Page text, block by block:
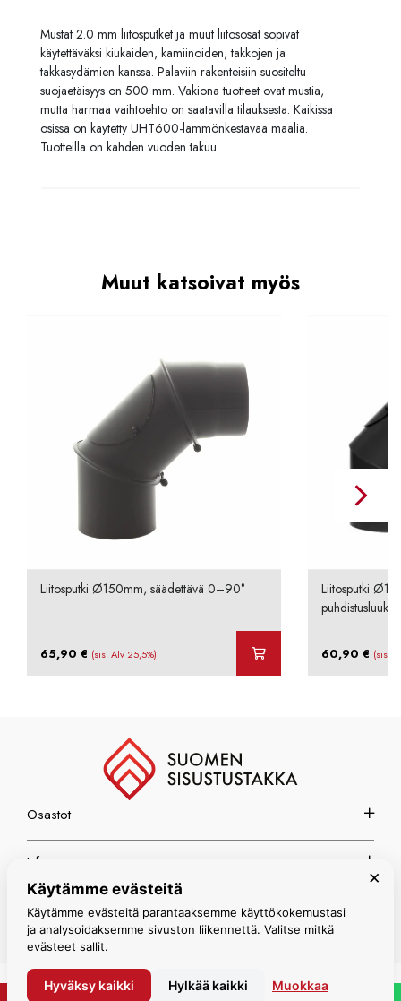
Mustat 2.0 mm liitosputket ja muut liitososat sopivat
käytettäväksi kiukaiden, kamiinoiden, takkojen ja
takkasydämien kanssa. Palaviin rakenteisiin suositeltu
suojaetäisyys on 500 mm. Vakiona tuotteet ovat mustia,
mutta harmaa vaihtoehto on saatavilla tilauksesta. Kaikissa
osissa on käytetty UHT600-lämmönkestävää maalia.
Tuotteilla on kahden vuoden takuu.
Muut katsoivat myös
Liitosputki Ø150mm, säädettävä 0–90°
65,90€ (sis. Alv 25,5%)
Liitosputki
60,90 € (sis.
Osastot
Info
Espoon myymälä
×
Käytämme evästeitä
Käytämme evästeitä parantaaksemme käyttökokemustasi
ja analysoidaksemme sivuston liikennettä. Valitse mitkä
evästeet sallit.
Hyväksy kaikki Hylkää kaikki Muokkaa